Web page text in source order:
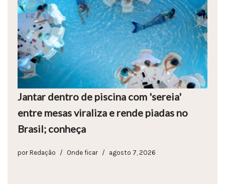
Jantar dentro de piscina com 'sereia'
entre mesas viraliza e rende piadas no
Brasil; conheça
por Redação Onde ficar agosto 7, 2026